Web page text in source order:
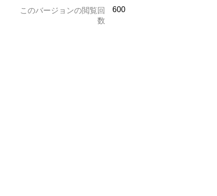
このバージョンの閲覧回
数
600